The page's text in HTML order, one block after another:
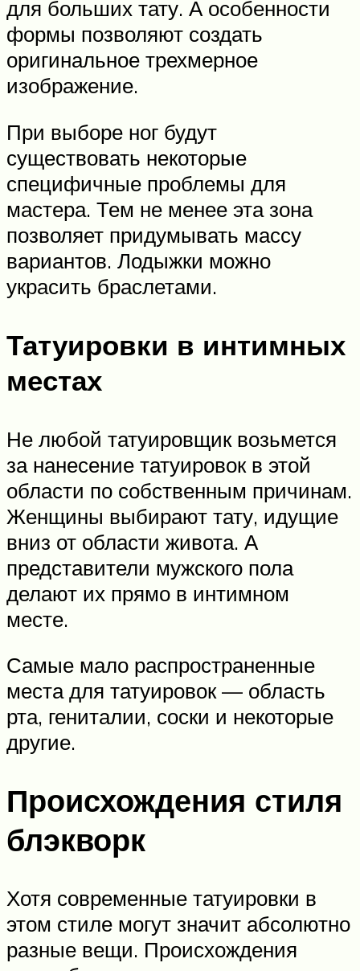
для больших тату. А особенности
формы позволяют создать
оригинальное трехмерное
изображение.
При выборе ног будут
существовать некоторые
специфичные проблемы для
мастера. Тем не менее эта зона
позволяет придумывать массу
вариантов. Лодыжки можно
украсить браслетами.
Татуировки в интимных
местах
Не любой татуировщик возьмется
за нанесение татуировок в этой
области по собственным причинам.
Женщины выбирают тату, идущие
вниз от области живота. А
представители мужского пола
делают их прямо в интимном
месте.
Самые мало распространенные
места для татуировок — область
рта, гениталии, соски и некоторые
другие.
Происхождения стиля
блэкворк
Хотя современные татуировки в
этом стиле могут значит абсолютно
разные вещи. Происхождения